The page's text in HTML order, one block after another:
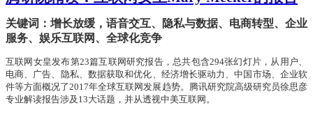
关键词：增长放缓，语音交互、隐私与数据、电商转型、企业
服务、娱乐互联网、全球化竞争
互联网女皇发布第23篇互联网研究报告，总共包含294张幻灯片，从用户、
电商、广告、隐私、数据获取和优化、经济增长驱动力、中国市场、企业软
件等方面概况了2017年全球互联网发展趋势。
腾讯研究院高级研究员徐思彦
专业解读报告涉及 13大话题，并从透视中美互联网。